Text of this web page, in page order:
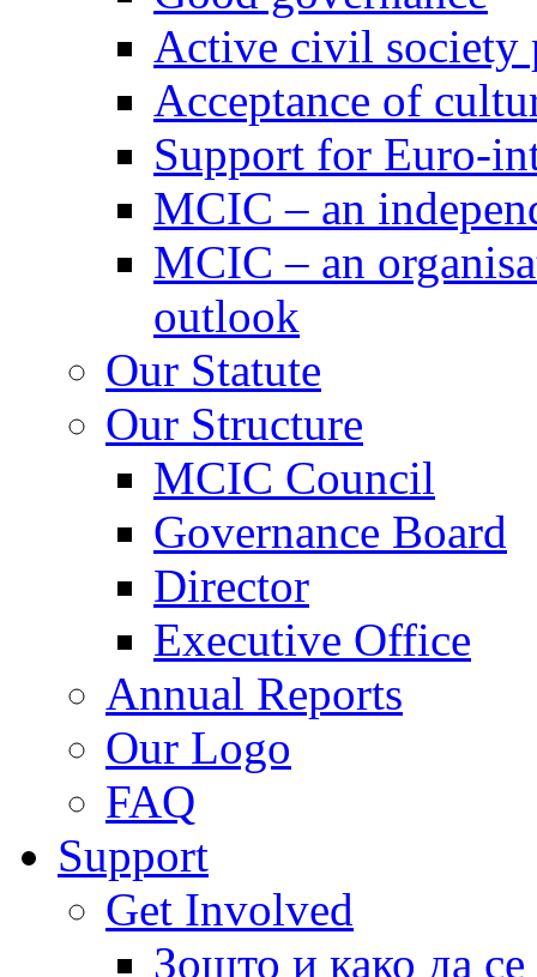
Active civil society
Acceptance of
Support for Euro-
MCIC – an
MCIC – an
outlook
Our Statute
Our Structure
MCIC Council
Governance Board
Director
Executive Office
Annual Reports
Our Logo
FAQ
Support
Get Involved
Зошто и како да